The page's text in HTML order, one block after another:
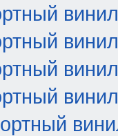
винил
винил
винил
винил